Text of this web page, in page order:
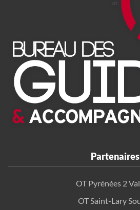
Partenaires
OT Pyrénées 2
OT Saint-Lary